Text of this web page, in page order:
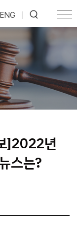
ENG
]2022년
스는?